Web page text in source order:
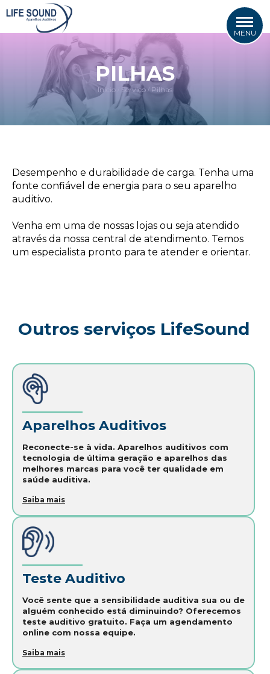
MENU
PILHAS
Início Serviço / Pilhas
Desempenho e durabilidade de carga. Tenha uma
fonte confiável de energia para o seu aparelho
auditivo.
Venha em uma de nossas lojas ou seja atendido
através da nossa central de atendimento. Temos
um especialista pronto para te atender e orientar.
Outros serviços LifeSound
Aparelhos Auditivos
Reconecte-se à vida. Aparelhos auditivos com
tecnologia de última geração e aparelhos das
melhores marcas para você ter qualidade em
saúde auditiva.
Saiba mais
Teste Auditivo
Você sente que a sensibilidade auditiva sua ou de
alguém conhecido está diminuindo? Oferecemos
teste auditivo gratuito. Faça um agendamento
online com nossa equipe.
Saiba mais